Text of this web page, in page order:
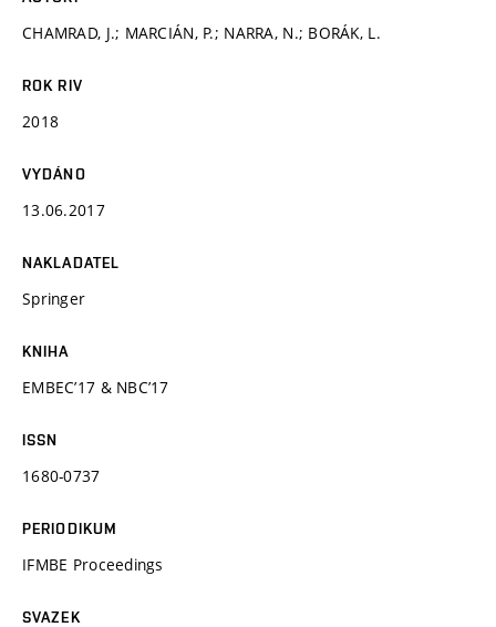
CHAMRAD, J.; MARCIÁN, P.; NARRA, N.; BORÁK, L.
ROK RIV
2018
VYDÁNO
13.06.2017
NAKLADATEL
Springer
KNIHA
EMBEC’17 & NBC’17
ISSN
1680-0737
PERIODIKUM
IFMBE Proceedings
SVAZEK